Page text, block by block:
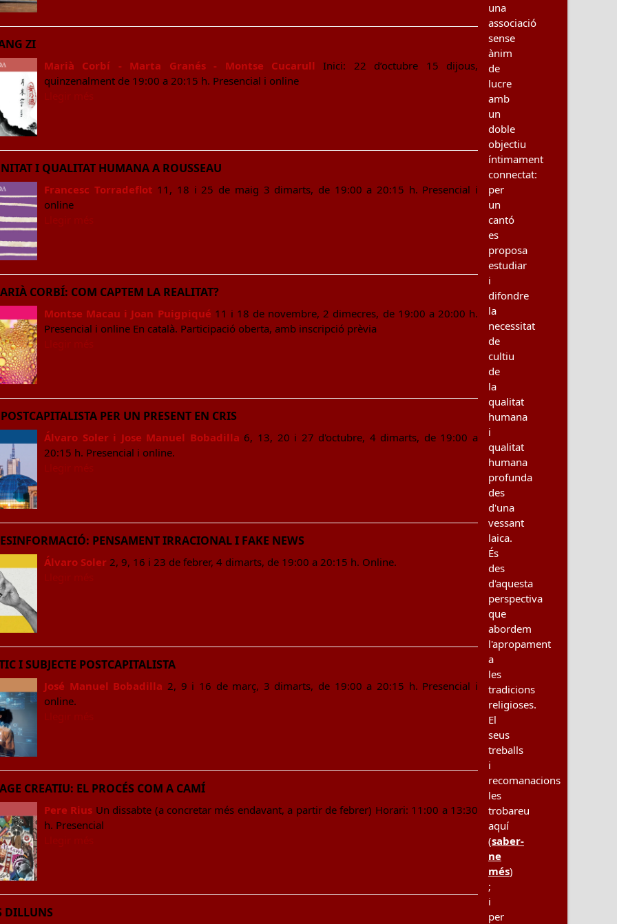
ZI
Marià Corbí - Marta Granés - Montse Cucarull Inici: 22 d’octubre 15 dijous,
quinzenalment de 19:00 a 20:15 h. Presencial i online
I QUALITAT HUMANA A ROUSSEAU
Francesc Torradeflot 11, 18 i 25 de maig 3 dimarts, de 19:00 a 20:15 h. Presencial i
online
CORBÍ: COM CAPTEM LA REALITAT?
Montse Macau i Joan Puigpiqué 11 i 18 de novembre, 2 dimecres, de 19:00 a 20:00 h.
Presencial i online En català. Participació oberta, amb inscripció prèvia
PER UN PRESENT EN CRIS
Álvaro Soler i Jose Manuel Bobadilla 6, 13, 20 i 27 d'octubre, 4 dimarts, de 19:00 a
20:15 h. Presencial i online.
PENSAMENT IRRACIONAL I FAKE NEWS
Álvaro Soler 2, 9, 16 i 23 de febrer, 4 dimarts, de 19:00 a 20:15 h. Online.
I SUBJECTE POSTCAPITALISTA
José Manuel Bobadilla 2, 9 i 16 de març, 3 dimarts, de 19:00 a 20:15 h. Presencial i
online.
CREATIU: EL PROCÉS COM A CAMÍ
Pere Rius Un dissabte (a concretar més endavant, a partir de febrer) Horari: 11:00 a 13:30
h. Presencial
DILLUNS
una
associació
sense
ànim
de
lucre
amb
un
doble
objectiu
íntimament
connectat:
per
un
cantó
es
proposa
estudiar
i
difondre
la
necessitat
de
cultiu
de
la
qualitat
humana
i
qualitat
humana
profunda
des
d'una
vessant
laica.
És
des
d'aquesta
perspectiva
que
abordem
l'apropament
a
les
tradicions
religioses.
El
seus
treballs
i
recomanacions
les
trobareu
aquí
(saber-
ne
més)
;
i
per